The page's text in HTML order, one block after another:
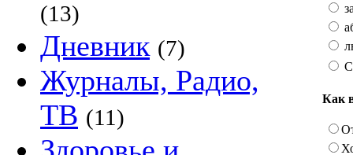
(13)
Дневник (7)
Журналы, Радио,
ТВ (11)
Как